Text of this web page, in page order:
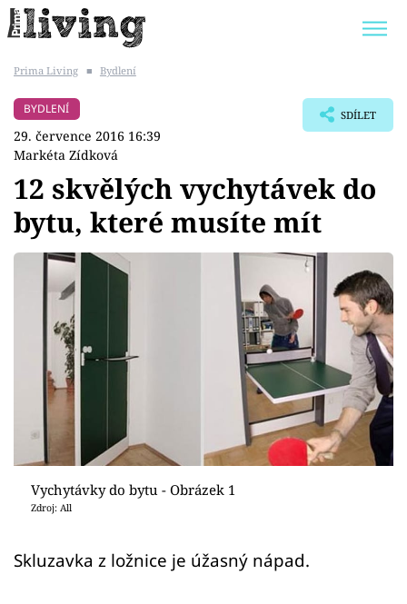
BYDLENÍ SLAVNÝCH
Témata
Bydlení
Zahrada
Design
Sledujte prima+
Přihlášení
Prima Living ■ Bydlení
BYDLENÍ
29. července 2016 16:39
Markéta Zídková
SDÍLET
12 skvělých vychytávek do
bytu, které musíte mít
Vychytávky do bytu - Obrázek 1
Zdroj: All
Skluzavka z ložnice je úžasný nápad.